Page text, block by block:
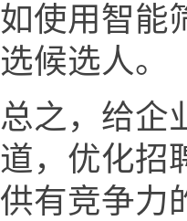
如使用智能
选候选人。
总之，给企
道，优化招
供有竞争力